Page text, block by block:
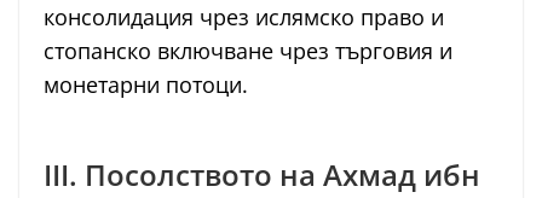
консолидация чрез ислямско право и
стопанско включване чрез търговия и
монетарни потоци.
III. Посолството на Ахмад ибн